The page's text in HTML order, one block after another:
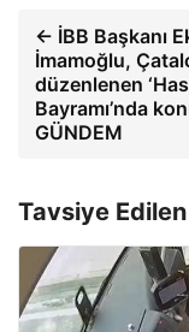
← İBB Başkanı
İmamoğlu,
düzenlenen
Bayramı’nda
GÜNDEM
Tavsiye